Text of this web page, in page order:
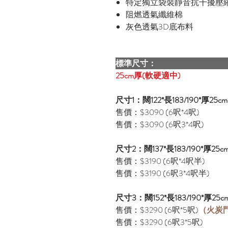
特定獨立袋裝靜音抗干擾壓
阻燃透氣纖維棉
灰色透氣3D底布料
標準尺寸：
25cm厚(軟硬適中)
尺寸1：闊122*長183/190*厚25cm
售價：$3090 (6呎*4呎)
售價：$3090 (6呎3*4呎)
尺寸2：闊137*長183/190*厚
售價：$3190 (6呎*4呎半)
售價：$3190 (6呎3*4呎半)
尺寸3：闊152*長183/190*厚
售價：$3290 (6呎*5呎) （火炭
售價：$3290 (6呎3*5呎)